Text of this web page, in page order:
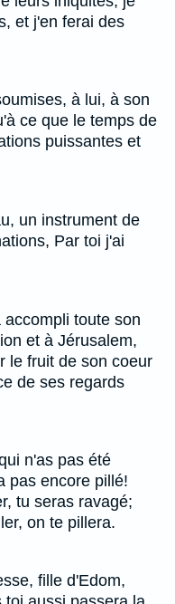
et j'en ferai des
à lui, à son
ce que le temps de
puissantes et
un instrument de
Par toi j'ai
toute son
et à Jérusalem,
le fruit de son coeur
de ses regards
n'as pas été
pas encore pillé!
tu seras ravagé;
on te pillera.
fille d'Edom,